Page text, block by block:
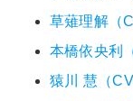
草薙理解（
本橋依央利
猿川 慧（